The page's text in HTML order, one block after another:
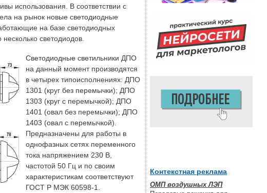
использования. В соответствии с
на рынок новые светодиодные
на базе светодиодных
светодиодов.
Светодиодные светильники ДПО
на данный момент производятся
в четырех типоисполнениях: ДПО
1301 (круг без перемычки); ДПО
1303 (круг с перемычкой); ДПО
1401 (овал без перемычки); ДПО
1403 (овал с перемычкой).
Предназначены для работы в
однофазных сетях переменного
тока напряжением 230 В,
частотой 50 Гц и по своим
характеристикам соответствуют
ГОСТ Р МЭК 60598-1.
Контекстная реклама
ОМП воздушных ЛЭП